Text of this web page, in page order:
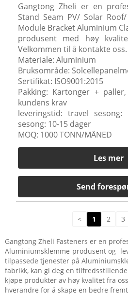
Gangtong Zheli er en
Stand Seam PV/ Solar
Module Bracket Aluminium
produsent med høy
Velkommen til å kontakte oss.
Materiale: Aluminium
Bruksområde:
Sertifikat: ISO9001:2015
Pakking: Kartonger +
kundens krav
leveringstid: travel sesong:
sesong: 10-15 dager
MOQ: 1000 TONN/MÅNED
Les mer
Send
< 1 2 3
Gangtong Zheli Fasteners er en
Aluminiumsklemme-produsent og -
tilpassede tjenester på
fabrikk, kan gi deg en
kjøpe produkter av høy kvalitet fra
hverandre for å skape en bedre